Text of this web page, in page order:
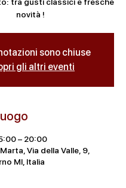
novità !
sono chiuse
gli altri eventi
– 20:00
Via della Valle, 9,
MI, Italia